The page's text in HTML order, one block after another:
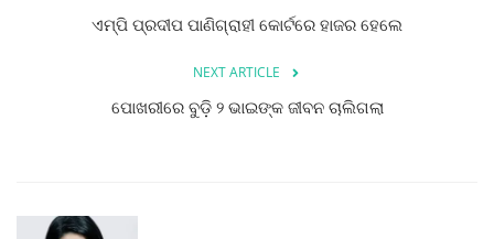
ଏମ୍‌ପି ପ୍ରଦୀପ ପାଣିଗ୍ରାହୀ କୋର୍ଟରେ ହାଜର ହେଲେ
NEXT ARTICLE
ପୋଖରୀରେ ବୁଡ଼ି ୨ ଭାଇଙ୍କ ଜୀବନ ଚାଲିଗଲା